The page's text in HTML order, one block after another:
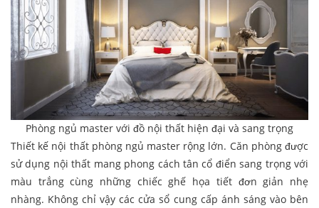
Phòng ngủ master với đồ nội thất hiện đại và sang trọng
Thiết kế nội thất phòng ngủ master rộng lớn. Căn phòng được
sử dụng nội thất mang phong cách tân cổ điển sang trọng với
màu trắng cùng những chiếc ghế họa tiết đơn giản nhẹ
nhàng. Không chỉ vậy các cửa sổ cung cấp ánh sáng vào bên